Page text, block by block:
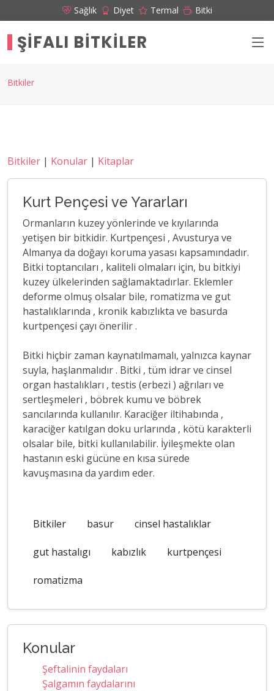
Sağlık Diyet Termal Bitki
ŞIFALI BITKILER
Bitkiler
Bitkiler | Konular | Kitaplar
Kurt Pençesi ve Yararları
Ormanların kuzey yönlerinde ve kıyılarında
yetişen bir bitkidir. Kurtpençesi , Avusturya ve
Almanya da doğayı koruma yasası kapsamındadır.
Bitki toptancıları , kaliteli olmaları için, bu bitkiyi
kuzey ülkelerinden sağlamaktadırlar. Eklemler
deforme olmuş olsalar bile, romatizma ve gut
hastalıklarında , kronik kabızlıkta ve basurda
kurtpençesi çayı önerilir .
Bitki hiçbir zaman kaynatılmamalı, yalnızca kaynar
suyla, haşlanmalıdır . Bitki , tüm idrar ve cinsel
organ hastalıkları , testis (erbezi ) ağrıları ve
sertleşmeleri , böbrek kumu ve böbrek
sancılarında kullanılır. Karaciğer iltihabında ,
karaciğer katılgan doku urlarında , kötü karakterli
olsalar bile, bitki kullanılabilir. İyileşmekte olan
hastanın eski gücüne en kısa sürede
kavuşmasına da yardım eder.
Bitkiler basur cinsel hastalıklar
gut hastalıgı kabızlık kurtpençesi
romatizma
Konular
Şeftalinin faydaları
Şalgamın faydalarını